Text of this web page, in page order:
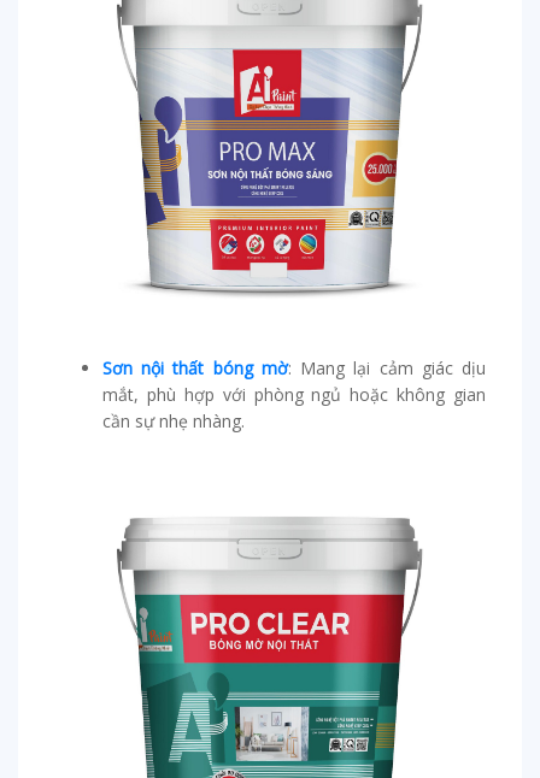
Sơn nội thất bóng mờ: Mang lại cảm giác dịu
mắt, phù hợp với phòng ngủ hoặc không gian
cần sự nhẹ nhàng.